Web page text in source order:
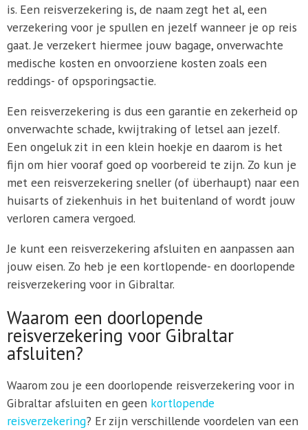
is. Een reisverzekering is, de naam zegt het al, een
verzekering voor je spullen en jezelf wanneer je op reis
gaat. Je verzekert hiermee jouw bagage, onverwachte
medische kosten en onvoorziene kosten zoals een
reddings- of opsporingsactie.
Een reisverzekering is dus een garantie en zekerheid op
onverwachte schade, kwijtraking of letsel aan jezelf.
Een ongeluk zit in een klein hoekje en daarom is het
fijn om hier vooraf goed op voorbereid te zijn. Zo kun je
met een reisverzekering sneller (of überhaupt) naar een
huisarts of ziekenhuis in het buitenland of wordt jouw
verloren camera vergoed.
Je kunt een reisverzekering afsluiten en aanpassen aan
jouw eisen. Zo heb je een kortlopende- en doorlopende
reisverzekering voor in Gibraltar.
Waarom een doorlopende
reisverzekering voor Gibraltar
afsluiten?
Waarom zou je een doorlopende reisverzekering voor in
Gibraltar afsluiten en geen kortlopende
reisverzekering? Er zijn verschillende voordelen van een